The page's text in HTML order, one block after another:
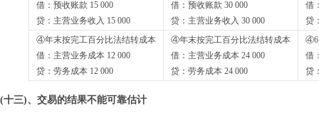
借：预收账款 15 000
贷：主营业务收入 15 000
借：预收账款 30 000
贷：主营业务收入 30 000
借
贷
④年末按完工百分比法结转成本
借：主营业务成本 12 000
贷：劳务成本 12 000
④年末按完工百分比法结转成本
借：主营业务成本 24 000
贷：劳务成本 24 000
④6
借
贷
(十三)、交易的结果不能可靠估计